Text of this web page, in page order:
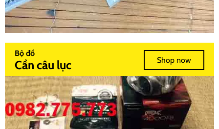
Bộ đồ
Cần câu lục Shop now